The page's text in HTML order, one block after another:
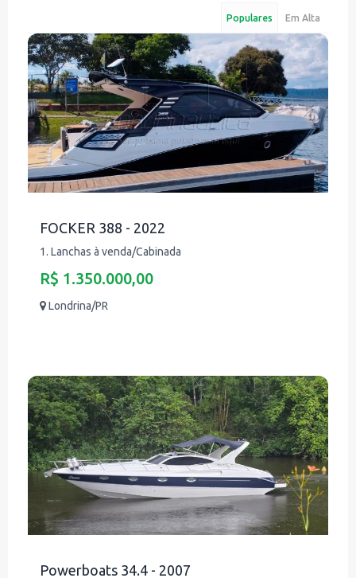
Populares Em Alta
FOCKER 388 - 2022
1. Lanchas à venda/Cabinada
R$ 1.350.000,00
Londrina/PR
Powerboats 34.4 - 2007